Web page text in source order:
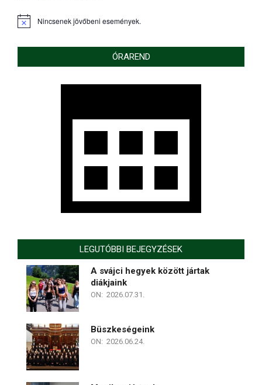
Notice Nincsenek jövőbeni események.
ÓRAREND
LEGUTÓBBI BEJEGYZÉSEK
A svájci hegyek között jártak
diákjaink
ON: 2026.07.31.
Büszkeségeink
ON: 2026.06.24.